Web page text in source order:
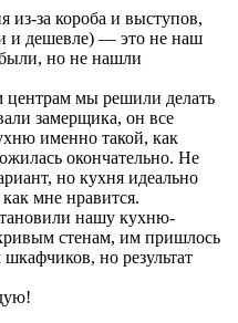
из-за короба и выступов,
и дешевле) — это не наш
но не нашли
центрам мы решили делать
замерщика, он все
именно такой, как
окончательно. Не
но кухня идеально
мне нравится.
нашу кухню-
стенам, им пришлось
но результат